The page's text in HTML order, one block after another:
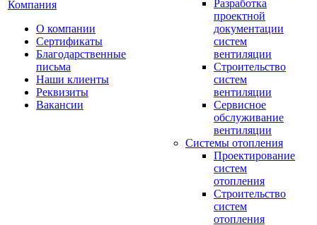
Компания
О компании
Сертификаты
Благодарственные
письма
Наши клиенты
Реквизиты
Вакансии
Разработка
проектной
документации
систем
вентиляции
Строительство
систем
вентиляции
Сервисное
обслуживание
вентиляции
Системы отопления
Проектирование
систем
отопления
Строительство
систем
отопления